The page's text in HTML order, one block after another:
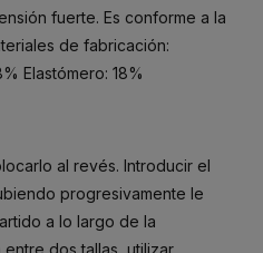
fuerte. Es conforme a la
de fabricación:
Elastómero: 18%
al revés. Introducir el
progresivamente le
a lo largo de la